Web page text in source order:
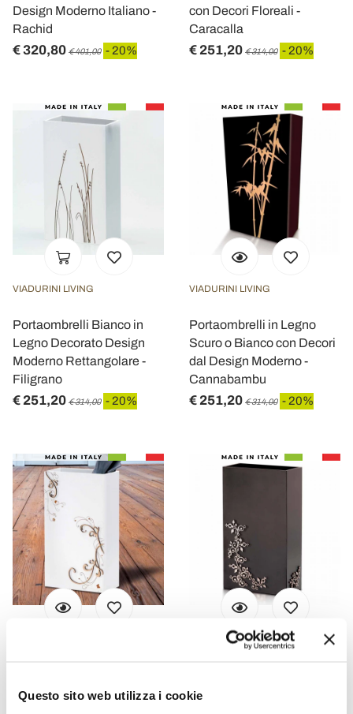
Questo sito web utilizza i cookie
Design Moderno Italiano -
Rachid
€ 320,80 € 401,00 - 20%
con Decori Floreali -
Caracalla
€ 251,20 € 314,00 - 20%
VIADURINI LIVING
Portaombrelli Bianco in
Legno Decorato Design
Moderno Rettangolare -
Filigrano
€ 251,20 € 314,00 - 20%
VIADURINI LIVING
Portaombrelli in Legno
Scuro o Bianco con Decori
dal Design Moderno -
Cannabambu
€ 251,20 € 314,00 - 20%
Elegante in Legno Scuro o
VIADURINI LIVING
Rettangolare Elegante